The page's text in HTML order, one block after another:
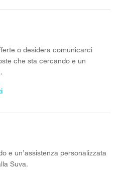
o desidera comunicarci
che sta cercando e un
e un’assistenza personalizzata
Suva.